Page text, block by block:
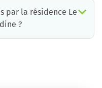
par la résidence Le
?